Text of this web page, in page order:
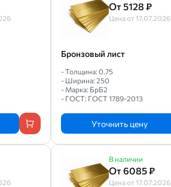
От 5128 ₽
Цена от 17.07.2026
Бронзовый лист
- Толщина: 0.75
- Ширина: 250
- Марка: БрБ2
- ГОСТ: ГОСТ 1789-2013
Уточнить цену
В наличии
От 6085 ₽
Цена от 17.07.2026